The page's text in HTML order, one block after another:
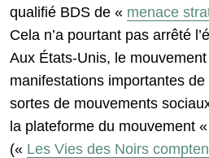
qualifié BDS de « menace
Cela n’a pourtant pas arrêté
Aux États-Unis, le
manifestations importantes
sortes de mouvements
la plateforme du mouvement
(« Les Vies des Noirs